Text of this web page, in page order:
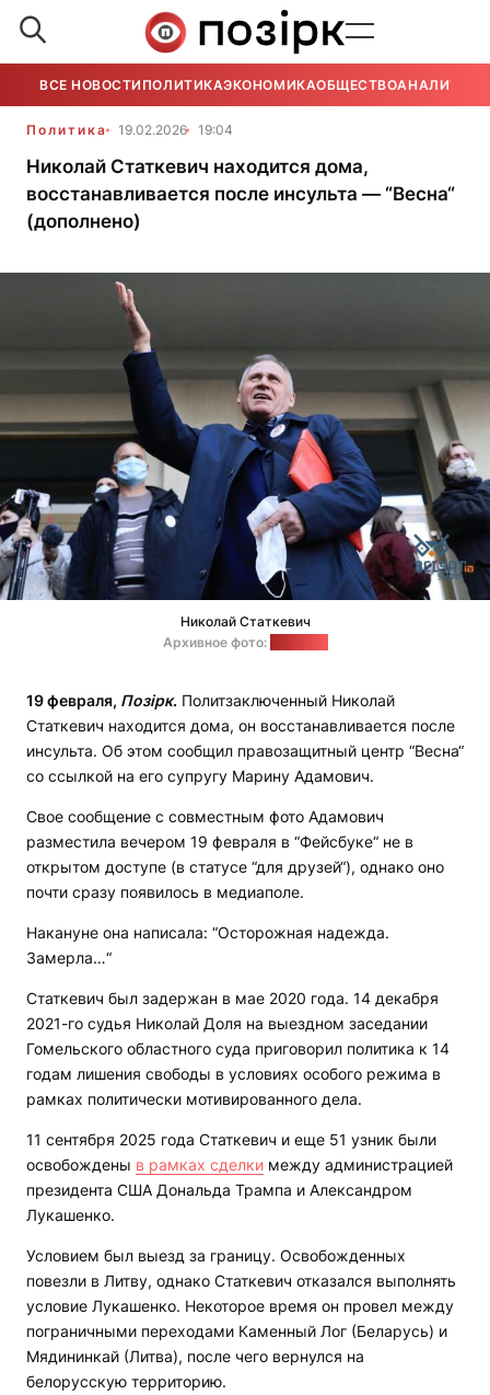
ВСЕ НОВОСТИ ПОЛИТИКАЭКОНОМИКАОБЩЕСТВОАНАЛИТИКА
Политика 19.02.2026 19:04
Николай Статкевич находится дома,
восстанавливается после инсульта — “Весна“
(дополнено)
Николай Статкевич
Архивное фото:
19 февраля, Позірк. Политзаключенный Николай
Статкевич находится дома, он восстанавливается после
инсульта. Об этом сообщил правозащитный центр “Весна“
со ссылкой на его супругу Марину Адамович.
Свое сообщение с совместным фото Адамович
разместила вечером 19 февраля в “Фейсбуке“ не в
открытом доступе (в статусе “для друзей“), однако оно
почти сразу появилось в медиаполе.
Накануне она написала: “Осторожная надежда.
Замерла…“
Статкевич был задержан в мае 2020 года. 14 декабря
2021-го судья Николай Доля на выездном заседании
Гомельского областного суда приговорил политика к 14
годам лишения свободы в условиях особого режима в
рамках политически мотивированного дела.
11 сентября 2025 года Статкевич и еще 51 узник были
освобождены в рамках сделки между администрацией
президента США Дональда Трампа и Александром
Лукашенко.
Условием был выезд за границу. Освобожденных
повезли в Литву, однако Статкевич отказался выполнять
условие Лукашенко. Некоторое время он провел между
пограничными переходами Каменный Лог (Беларусь) и
Мядининкай (Литва), после чего вернулся на
белорусскую территорию.